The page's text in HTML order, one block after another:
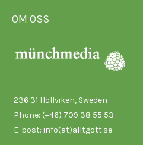
OM OSS
236 31 Höllviken, Sweden
Phone: (+46) 709 38 55 53
E-post: info(at)alltgott.se